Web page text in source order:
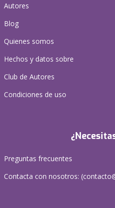
Autores
Blog
Quienes somos
Hechos y datos sobre
Club de Autores
Condiciones de uso
Preguntas frecuentes
Contacta con nosotros: (